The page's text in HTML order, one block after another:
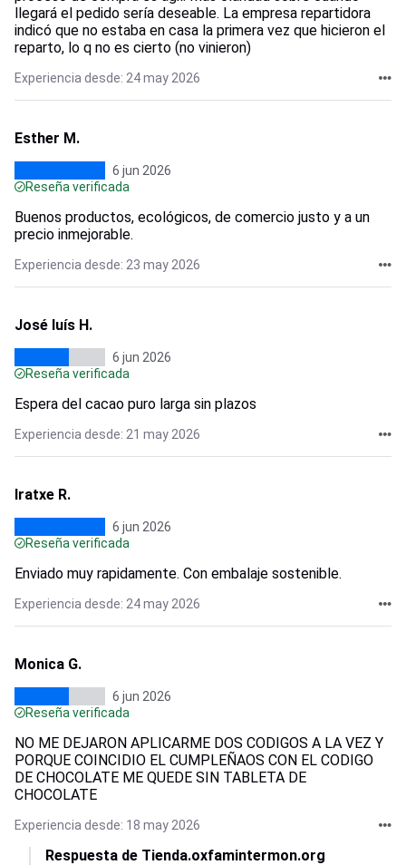
llegará el pedido sería deseable. La empresa repartidora
indicó que no estaba en casa la primera vez que hicieron el
reparto, lo q no es cierto (no vinieron)
Experiencia desde: 24 may 2026
Esther M.
6 jun 2026
Reseña verificada
Buenos productos, ecológicos, de comercio justo y a un
precio inmejorable.
Experiencia desde: 23 may 2026
José luís H.
6 jun 2026
Reseña verificada
Espera del cacao puro larga sin plazos
Experiencia desde: 21 may 2026
Iratxe R.
6 jun 2026
Reseña verificada
Enviado muy rapidamente. Con embalaje sostenible.
Experiencia desde: 24 may 2026
Monica G.
6 jun 2026
Reseña verificada
NO ME DEJARON APLICARME DOS CODIGOS A LA VEZ Y
PORQUE COINCIDIO EL CUMPLEÑAOS CON EL CODIGO
DE CHOCOLATE ME QUEDE SIN TABLETA DE
CHOCOLATE
Experiencia desde: 18 may 2026
Respuesta de Tienda.oxfamintermon.org